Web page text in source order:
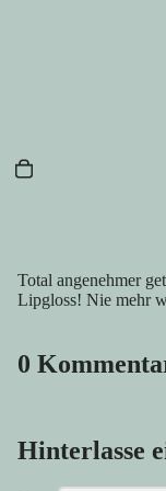
Total angenehmer
Lipgloss! Nie mehr
0
Hinterlasse